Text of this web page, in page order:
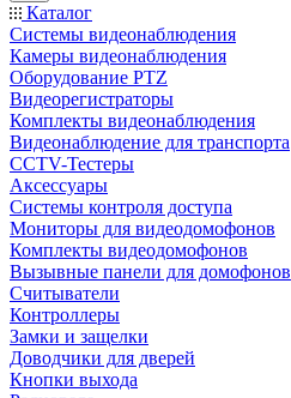
Каталог
Системы видеонаблюдения
Камеры видеонаблюдения
Оборудование PTZ
Видеорегистраторы
Комплекты видеонаблюдения
Видеонаблюдение для транспорта
CCTV-Тестеры
Аксессуары
Системы контроля доступа
Мониторы для видеодомофонов
Комплекты видеодомофонов
Вызывные панели для домофонов
Считыватели
Контроллеры
Замки и защелки
Доводчики для дверей
Кнопки выхода